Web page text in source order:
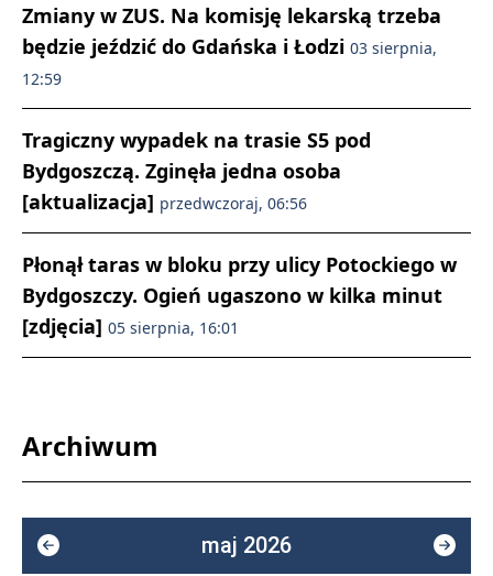
Zmiany w ZUS. Na komisję lekarską trzeba
będzie jeździć do Gdańska i Łodzi 03 sierpnia,
12:59
Tragiczny wypadek na trasie S5 pod
Bydgoszczą. Zginęła jedna osoba
[aktualizacja] przedwczoraj, 06:56
Płonął taras w bloku przy ulicy Potockiego w
Bydgoszczy. Ogień ugaszono w kilka minut
[zdjęcia] 05 sierpnia, 16:01
Archiwum
maj 2026